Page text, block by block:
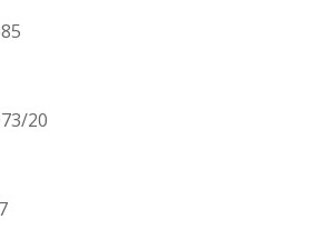
20